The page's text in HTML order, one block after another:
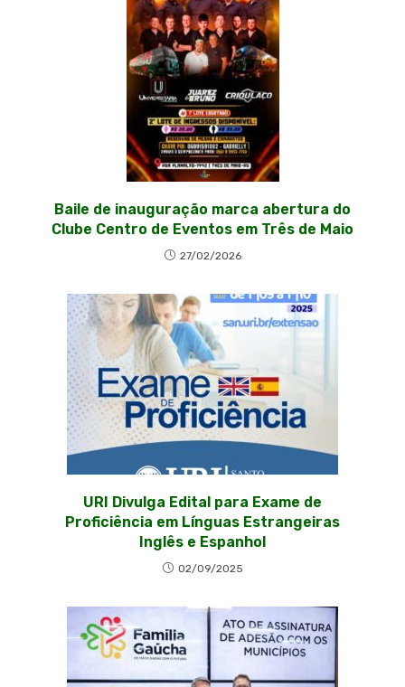
Baile de inauguração marca abertura do
Clube Centro de Eventos em Três de Maio
27/02/2026
URI Divulga Edital para Exame de
Proficiência em Línguas Estrangeiras
Inglês e Espanhol
02/09/2025